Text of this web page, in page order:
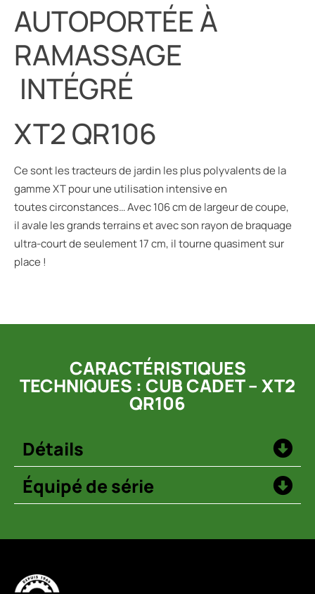
AUTOPORTÉE À
RAMASSAGE
INTÉGRÉ
XT2 QR106
Ce sont les tracteurs de jardin les plus polyvalents de la
gamme XT pour une utilisation intensive en
toutes circonstances… Avec 106 cm de largeur de coupe,
il avale les grands terrains et avec son rayon de braquage
ultra-court de seulement 17 cm, il tourne quasiment sur
place !
CARACTÉRISTIQUES
TECHNIQUES : CUB CADET – XT2
QR106
Détails
Équipé de série